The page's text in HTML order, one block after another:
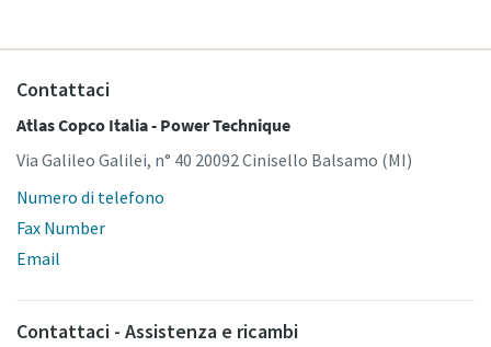
Contattaci
Atlas Copco Italia - Power Technique
Via Galileo Galilei, n° 40 20092 Cinisello Balsamo (MI)
Numero di telefono
Fax Number
Email
Contattaci - Assistenza e ricambi